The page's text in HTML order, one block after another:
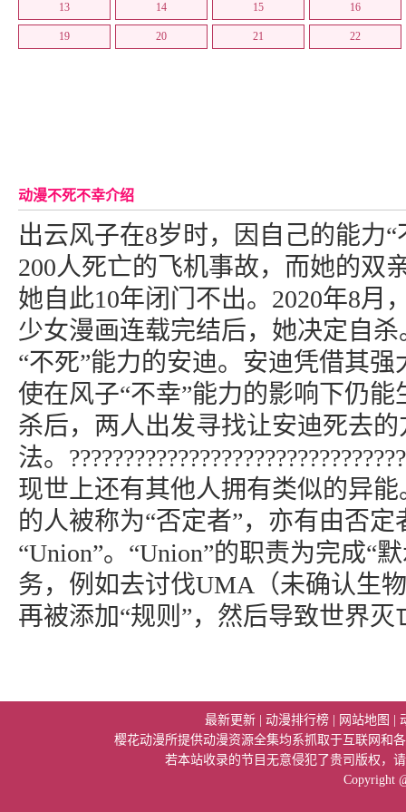
13 14 15 16
19 20 21 22
动漫不死不幸介绍
出云风子在8岁时，因自己的能力
200人死亡的飞机事故，而她的双
她自此10年闭门不出。2020年8月
少女漫画连载完结后，她决定自
“不死”能力的安迪。安迪凭借其
使在风子“不幸”能力的影响下仍
杀后，两人出发寻找让安迪死去的
法。
现世上还有其他人拥有类似的异
的人被称为“否定者”，亦有由否定
“Union”。“Union”的职责为完成“
务，例如去讨伐UMA（未确认生
再被添加“规则”，然后导致世界灭
最新更新 动漫排行榜 网站地图
樱花动漫所提供动漫资源全集均系抓取于互联网和
若本站收录的节目无意侵犯了贵司版权，
Copyright